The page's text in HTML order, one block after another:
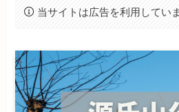
当サイトは広告を利用してい